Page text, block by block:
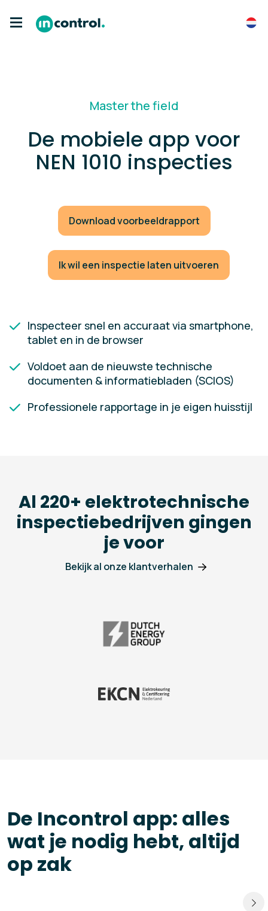
Master the field
De mobiele app voor
NEN 1010 inspecties
Download voorbeeldrapport
Ik wil een inspectie laten uitvoeren
Inspecteer snel en accuraat via smartphone,
tablet en in de browser
Voldoet aan de nieuwste technische
documenten & informatiebladen (SCIOS)
Professionele rapportage in je eigen huisstijl
Al 220+ elektrotechnische
inspectiebedrijven gingen
je voor
Bekijk al onze klantverhalen
De Incontrol app: alles
wat je nodig hebt, altijd
op zak